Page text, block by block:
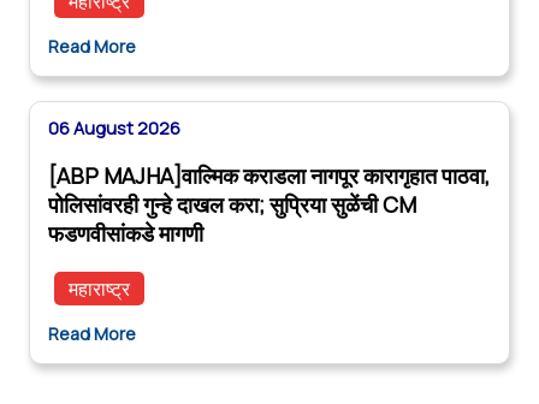
Read More
06 August 2026
[ABP MAJHA]वाल्मिक कराडला नागपूर कारागृहात पाठवा,
पोलिसांवरही गुन्हे दाखल करा; सुप्रिया सुळेंची CM
फडणवीसांकडे मागणी
महाराष्ट्र
Read More